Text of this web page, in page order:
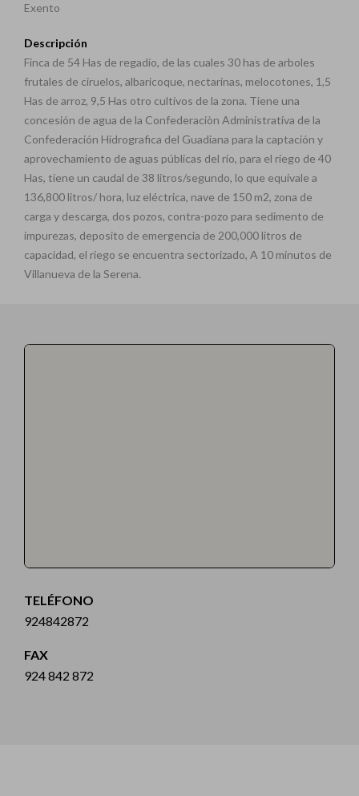
Exento
Descripción
Finca de 54 Has de regadío, de las cuales 30 has de arboles
frutales de ciruelos, albaricoque, nectarinas, melocotones, 1,5
Has de arroz, 9,5 Has otro cultivos de la zona. Tiene una
concesión de agua de la Confederaciòn Administrativa de la
Confederación Hidrografica del Guadiana para la captación y
aprovechamiento de aguas públicas del río, para el riego de 40
Has, tiene un caudal de 38 litros/segundo, lo que equivale a
136,800 litros/ hora, luz eléctrica, nave de 150 m2, zona de
carga y descarga, dos pozos, contra-pozo para sedimento de
impurezas, deposito de emergencia de 200,000 litros de
capacidad, el riego se encuentra sectorizado, A 10 minutos de
Villanueva de la Serena.
TELÉFONO
924842872
FAX
924 842 872